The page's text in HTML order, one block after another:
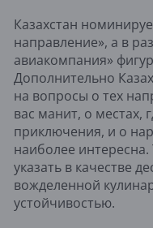
Казахстан
направление», а в
авиакомпания»
Дополнительно
на вопросы о тех
вас манит, о местах,
приключения, и о
наиболее
указать в качестве
вожделенной
устойчивостью.